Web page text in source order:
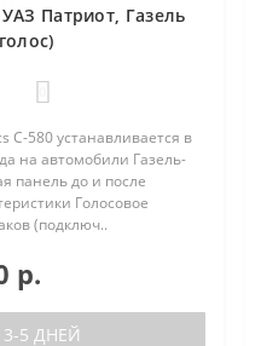
Патриот, Газель
C-580 устанавливается в
на автомобили Газель-
панель до и после
Голосовое
(подключ..
р.
5 ДНЕЙ